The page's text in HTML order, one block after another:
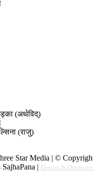
(अर्थविद्)
(राजु)
Star Media | ©
| Design &